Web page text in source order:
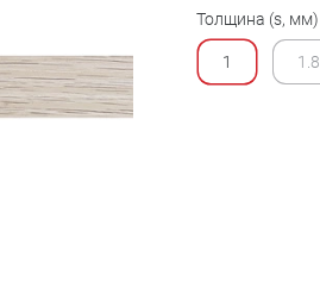
Толщина (s, мм)
1 1.8